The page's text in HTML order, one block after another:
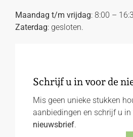
Maandag t/m vrijdag: 8:00 –
Zaterdag: gesloten.
Schrijf u in voor de
Mis geen unieke stukken
aanbiedingen en schrijf u in
nieuwsbrief.